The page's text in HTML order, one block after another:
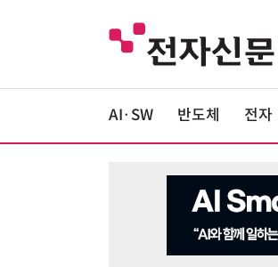
AI·SW 반도체 전자